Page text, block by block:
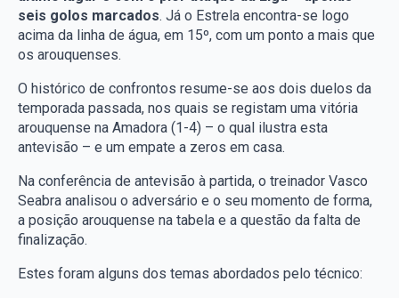
seis golos marcados. Já o Estrela encontra-se logo
acima da linha de água, em 15º, com um ponto a mais que
os arouquenses.
O histórico de confrontos resume-se aos dois duelos da
temporada passada, nos quais se registam uma vitória
arouquense na Amadora (1-4) – o qual ilustra esta
antevisão – e um empate a zeros em casa.
Na conferência de antevisão à partida, o treinador Vasco
Seabra analisou o adversário e o seu momento de forma,
a posição arouquense na tabela e a questão da falta de
finalização.
Estes foram alguns dos temas abordados pelo técnico: